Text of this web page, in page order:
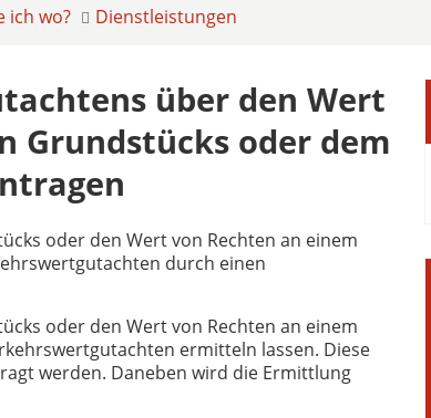
ich wo? Dienstleistungen
über den Wert
Grundstücks oder dem
oder den Wert von Rechten an einem
durch einen
oder den Wert von Rechten an einem
ermitteln lassen. Diese
werden. Daneben wird die Ermittlung